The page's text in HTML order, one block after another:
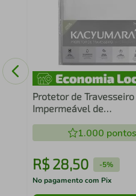
Protetor de Travesseiro
Impermeável de
1.000 pontos
R$ 28,50 -5%
No pagamento com Pix